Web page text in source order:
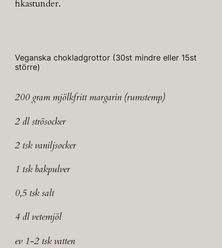
fikastunder.
Veganska chokladgrottor (30st mindre eller 15st
större)
200 gram mjölkfritt margarin (rumstemp)
2 dl strösocker
2 tsk vaniljsocker
1 tsk bakpulver
0,5 tsk salt
4 dl vetemjöl
ev 1-2 tsk vatten